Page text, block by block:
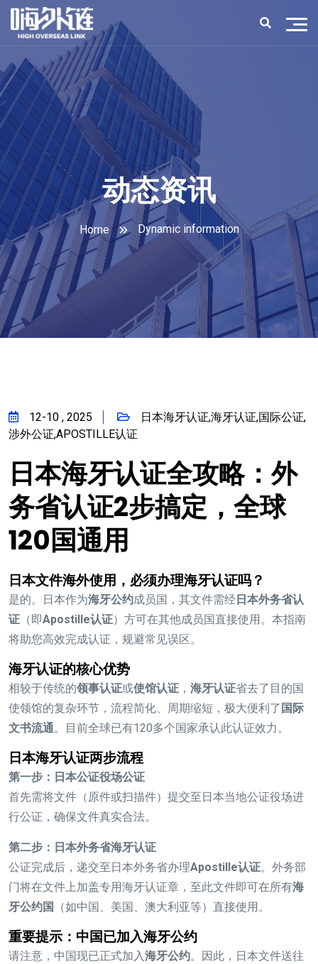
动态资讯
Home Dynamic information
12-10 , 2025
日本海牙认证,海牙认证,国际公证,
涉外公证,APOSTILLE认证
日本海牙认证全攻略：外
务省认证2步搞定，全球
120国通用
日本文件海外使用，必须办理海牙认证吗？
是的。日本作为海牙公约成员国，其文件需经 日本外务省认
证 （即Apostille认证）方可在其他成员国直接使用。本指南
将助您高效完成认证，规避常见误区。
海牙认证的核心优势
相较于传统的领事认证或使馆认证 ， 海牙认证省去了目的国
使领馆的复杂环节，流程简化、周期缩短，极大便利了 国际
文书流通。目前全球已有120多个国家承认此认证效力。
日本海牙认证两步流程
第一步：日本公证役场公证
首先需将文件（原件或扫描件）提交至日本当地公证役场进
行公证，确保文件真实合法。
第二步：日本外务省海牙认证
公证完成后，递交至日本外务省办理Apostille认证。外务部
门将在文件上加盖专用海牙认证章，至此文件即可在所有海
牙公约国
（如中国、美国、澳大利亚等）直接使用。
重要提示：中国已加入海牙公约
请注意，中国现已正式加入海牙公约。因此，日本文件送往